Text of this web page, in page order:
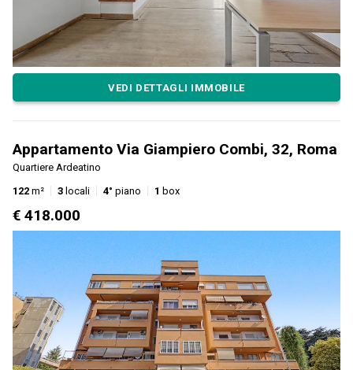
VEDI DETTAGLI IMMOBILE
Appartamento Via Giampiero Combi, 32, Roma
Quartiere Ardeatino
122 m² 3 locali 4° piano 1 box
€ 418.000